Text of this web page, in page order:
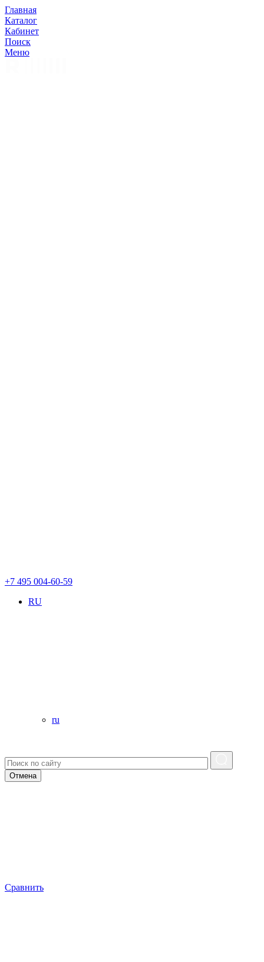
Главная
Каталог
Кабинет
Поиск
Меню
+7 495 004-60-59
RU
ru
Отмена
Сравнить